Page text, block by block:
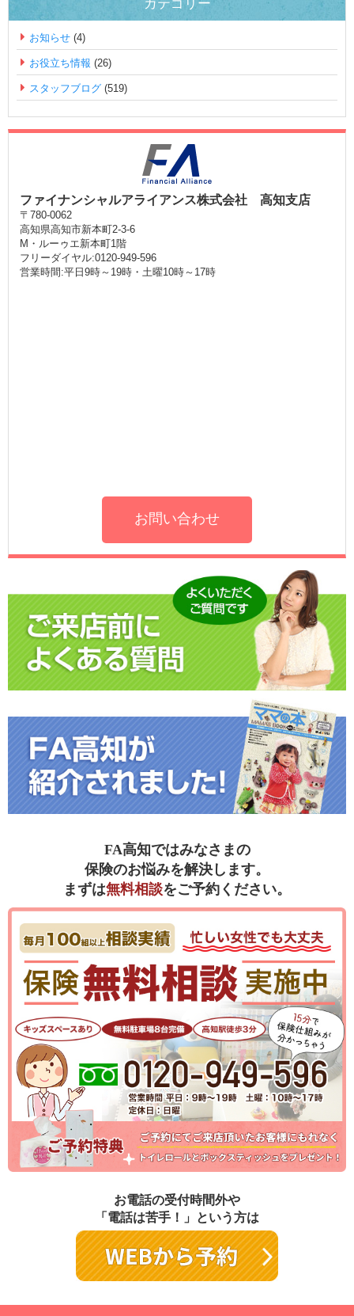
カテゴリー
お知らせ (4)
お役立ち情報 (26)
スタッフブログ (519)
ファイナンシャルアライアンス株式会社 高知支店
〒780-0062
高知県高知市新本町2-3-6
M・ルーゥエ新本町1階
フリーダイヤル:0120-949-596
営業時間:平日9時～19時・土曜10時～17時
お問い合わせ
FA高知ではみなさまの
保険のお悩みを解決します。
まずは無料相談をご予約ください。
お電話の受付時間外や
「電話は苦手！」という方は